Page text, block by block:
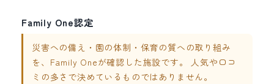
Family One認定
災害への備え・園の体制・保育の質への取り組み
を、Family Oneが確認した施設です。 人気や口コ
ミの多さで決めているものではありません。